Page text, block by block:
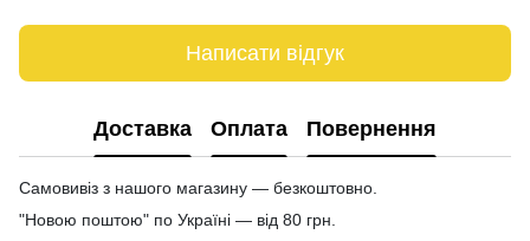
Написати відгук
Доставка Оплата Повернення
Самовивіз з нашого магазину — безкоштовно.
"Новою поштою" по Україні — від 80 грн.